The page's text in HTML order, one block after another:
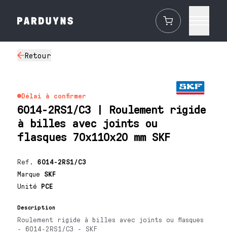
Retour
Délai à confirmer
6014-2RS1/C3 | Roulement rigide
à billes avec joints ou
flasques 70x110x20 mm SKF
Ref.6014-2RS1/C3
Marque SKF
Unité PCE
Description
Roulement rigide à billes avec joints ou flasques
- 6014-2RS1/C3 - SKF